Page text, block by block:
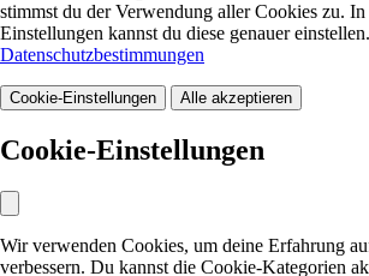
stimmst du der Verwendung aller Cookies zu.
Einstellungen kannst du diese genauer einstellen.
Datenschutzbestimmungen
Cookie-Einstellungen Alle akzeptieren
Cookie-Einstellungen
Wir verwenden Cookies, um deine Erfahrung
verbessern. Du kannst die Cookie-Kategorien